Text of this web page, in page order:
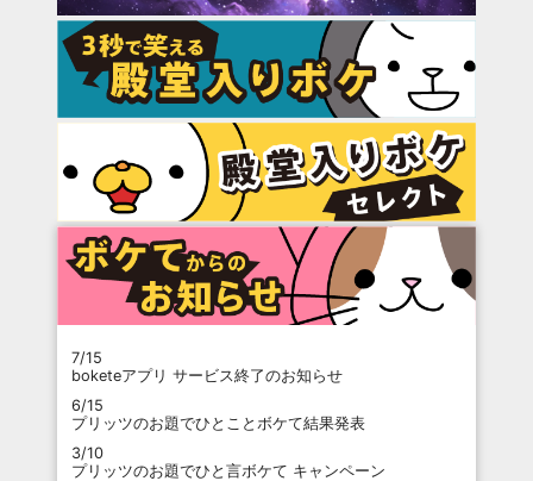
7/15
boketeアプリ サービス終了のお知らせ
6/15
プリッツのお題でひとことボケて結果発表
3/10
プリッツのお題でひと言ボケて キャンペーン